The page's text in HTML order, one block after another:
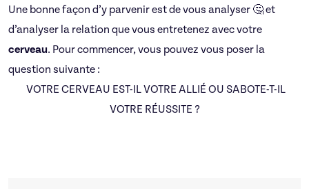
Une bonne façon d’y parvenir est de vous analyser 🤔 et
d’analyser la relation que vous entretenez avec votre
cerveau. Pour commencer, vous pouvez vous poser la
question suivante :
VOTRE CERVEAU EST-IL VOTRE ALLIÉ OU SABOTE-T-IL
VOTRE RÉUSSITE ?